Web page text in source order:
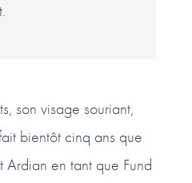
son visage souriant,
bientôt cinq ans que
Ardian en tant que Fund